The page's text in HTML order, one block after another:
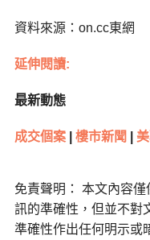
資料來源：on.cc東網
延伸閱讀:
最新動態
成交個案| 樓市新聞
免責聲明： 本文內容
訊的準確性，但並不對
準確性作出任何明示或